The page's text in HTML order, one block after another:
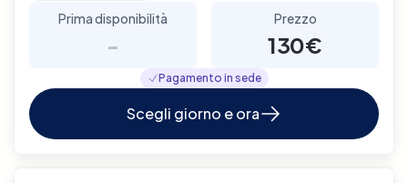
Prima disponibilità
-
Prezzo
130€
Pagamento in sede
Scegli giorno e ora